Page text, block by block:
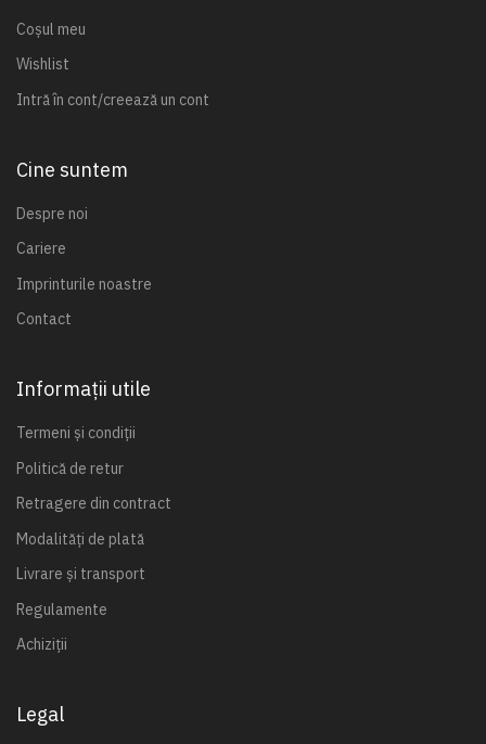
Coșul meu
Wishlist
Intră în cont/creează un cont
Cine suntem
Despre noi
Cariere
Imprinturile noastre
Contact
Informații utile
Termeni și condiții
Politică de retur
Retragere din contract
Modalități de plată
Livrare și transport
Regulamente
Achiziții
Legal